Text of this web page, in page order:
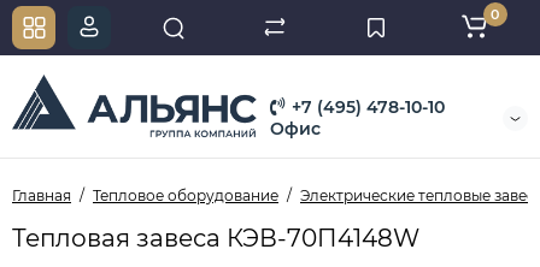
+7 (495) 478-10-10
Офис
0
Главная Тепловое оборудование Электрические тепловые
Тепловая завеса КЭВ-70П4148W